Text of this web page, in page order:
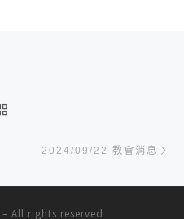
2024/09/22 教會消息
– All rights reserved